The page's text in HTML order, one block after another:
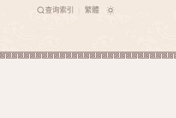
查询索引 繁體